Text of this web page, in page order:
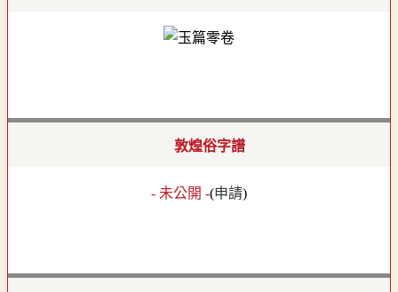
敦煌俗字譜
- 未公開 -(申請)